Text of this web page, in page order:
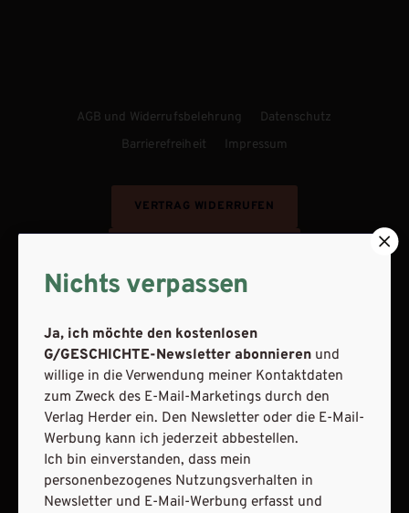
AGB und Widerrufsbelehrung
Datenschutz
Barrierefreiheit
Impressum
VERTRAG WIDERRUFEN
NACH OBEN
Nichts verpassen
Ja, ich möchte den kostenlosen
G/GESCHICHTE-Newsletter abonnieren und
willige in die Verwendung meiner Kontaktdaten
zum Zweck des E-Mail-Marketings durch den
Verlag Herder ein. Den Newsletter oder die E-Mail-
Werbung kann ich jederzeit abbestellen.
Ich bin einverstanden, dass mein
personenbezogenes Nutzungsverhalten in
Newsletter und E-Mail-Werbung erfasst und